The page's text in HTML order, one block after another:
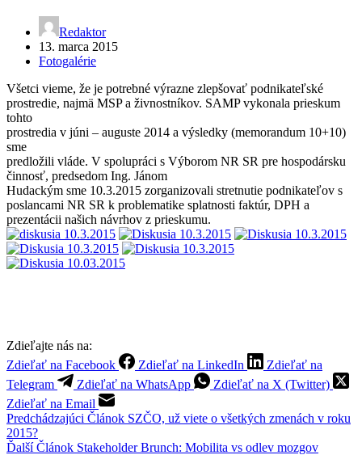
Redaktor
13. marca 2015
Fotogalérie
Všetci vieme, že je potrebné výrazne zlepšovať podnikateľské
prostredie, najmä MSP a živnostníkov. SAMP vykonala prieskum
tohto
prostredia v júni – auguste 2014 a výsledky (memorandum 10+10)
sme
predložili vláde. V spolupráci s Výborom NR SR pre hospodársku
činnosť, predsedom Ing. Jánom
Hudackým sme 10.3.2015 zorganizovali stretnutie podnikateľov s
poslancami NR SR k problematike splatnosti faktúr, DPH a
prezentácii našich návrhov z prieskumu.
Zdieľajte nás na:
Zdieľať na Facebook
Zdieľať na LinkedIn
Zdieľať na
Telegram
Zdieľať na WhatsApp
Zdieľať na X (Twitter)
Zdieľať na Email
Predchádzajúci Článok SZČO, už viete o všetkých zmenách v roku
2015?
ĎalšíČlánok Stakeholder Brunch: Mobilita vs odlev mozgov